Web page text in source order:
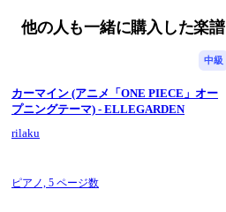
他の人も一緒に購入した楽譜
中級
カーマイン (アニメ「ONE PIECE」オー
プニングテーマ) - ELLEGARDEN
rilaku
ピアノ, 5 ページ数